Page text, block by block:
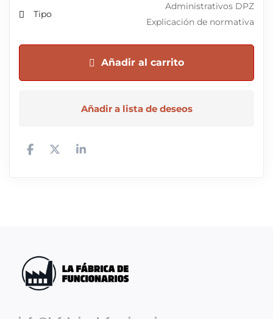
Tipo
Administrativos DPZ
Explicación de normativa
Añadir al carrito
Añadir a lista de deseos